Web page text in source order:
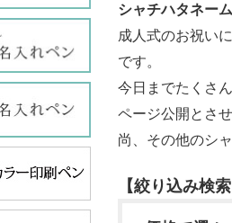
シャチハタネー
成人式のお祝い
です。
今日までたくさ
ページ公開とさ
尚、その他のシ
【絞り込み検索